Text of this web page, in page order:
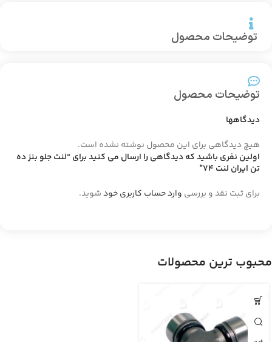
توضیحات محصول
توضیحات محصول
دیدگاهها
هیچ دیدگاهی برای این محصول نوشته نشده است.
اولین نفری باشید که دیدگاهی را ارسال می کنید برای “لنت جلو بنز ده
تن ایران لنت 74”
برای ثبت نقد و بررسی وارد حساب کاربری خودشوید.
محبوب ترین محصولات